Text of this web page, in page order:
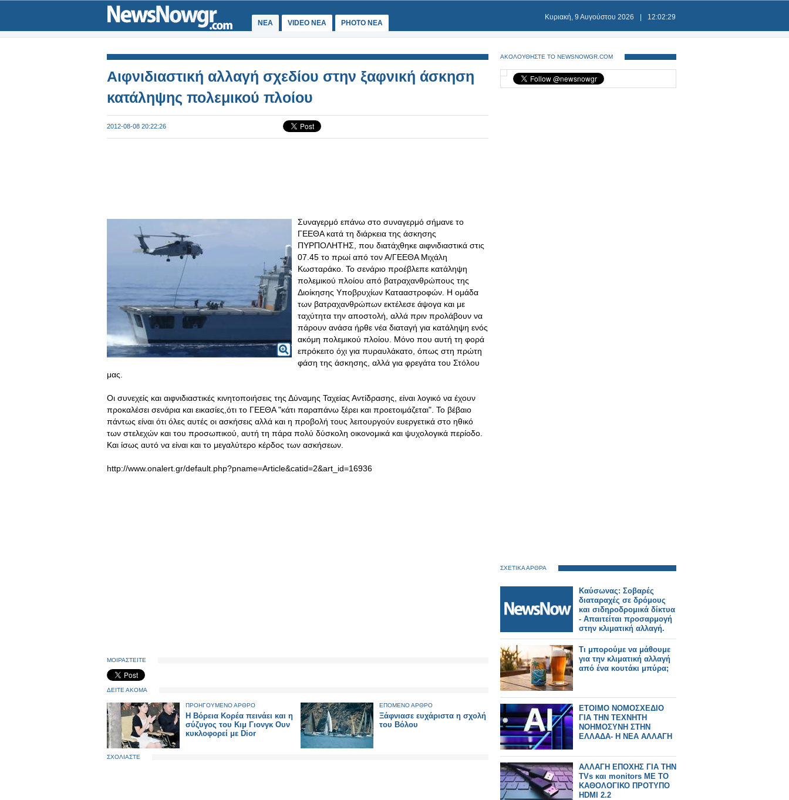
ΝΕΑ VIDEO NEA PHOTO NEA
Κυριακή, 9 Αυγούστου 2026 12:02:29
Αιφνιδιαστική αλλαγή σχεδίου στην ξαφνική άσκηση
κατάληψης πολεμικού πλοίου
2012-08-08 20:22:26
Συναγερμό επάνω στο συναγερμό σήμανε το
ΓΕΕΘΑ κατά τη διάρκεια της άσκησης
ΠΥΡΠΟΛΗΤΗΣ, που διατάχθηκε αιφνιδιαστικά στις
07.45 το πρωί από τον Α/ΓΕΕΘΑ Μιχάλη
Κωσταράκο. Το σενάριο προέβλεπε κατάληψη
πολεμικού πλοίου από βατραχανθρώπους της
Διοίκησης Υποβρυχίων Κατααστροφών. Η ομάδα
των βατραχανθρώπων εκτέλεσε άψογα και με
ταχύτητα την αποστολή, αλλά πριν προλάβουν να
πάρουν ανάσα ήρθε νέα διαταγή για κατάληψη ενός
ακόμη πολεμικού πλοίου. Μόνο που αυτή τη φορά
επρόκειτο όχι για πυραυλάκατο, όπως στη πρώτη
φάση της άσκησης, αλλά για φρεγάτα του Στόλου
μας.
Οι συνεχείς και αιφνιδιαστικές κινητοποιήσεις της Δύναμης Ταχείας Αντίδρασης, είναι λογικό να έχουν
προκαλέσει σενάρια και εικασίες,ότι το ΓΕΕΘΑ "κάτι παραπάνω ξέρει και προετοιμάζεται". Το βέβαιο
πάντως είναι ότι όλες αυτές οι ασκήσεις αλλά και η προβολή τους λειτουργούν ευεργετικά στο ηθικό
των στελεχών και του προσωπικού, αυτή τη πάρα πολύ δύσκολη οικονομικά και ψυχολογικά περίοδο.
Και ίσως αυτό να είναι και το μεγαλύτερο κέρδος των ασκήσεων.
http://www.onalert.gr/default.php?pname=Article&catid=2&art_id=16936
ΜΟΙΡΑΣΤΕΙΤΕ
ΔΕΙΤΕ ΑΚΟΜΑ
ΠΡΟΗΓΟΥΜΕΝΟ ΑΡΘΡΟ
Η Βόρεια Κορέα πεινάει και η
σύζυγος του Κιμ Γιονγκ Ουν
κυκλοφορεί με Dior
ΕΠΟΜΕΝΟ ΑΡΘΡΟ
Ξάφνιασε ευχάριστα η σχολή
του Βόλου
ΣΧΟΛΙΑΣΤΕ
ΑΚΟΛΟΥΘΗΣΤΕ ΤΟ NEWSNOWGR.COM
ΣΧΕΤΙΚΑ ΑΡΘΡΑ
Καύσωνας: Σοβαρές
διαταραχές σε δρόμους
και σιδηροδρομικά δίκτυα
- Απαιτείται προσαρμογή
στην κλιματική αλλαγή.
Τι μπορούμε να μάθουμε
για την κλιματική αλλαγή
από ένα κουτάκι μπύρα;
ΕΤΟΙΜΟ ΝΟΜΟΣΧΕΔΙΟ
ΓΙΑ ΤΗΝ ΤΕΧΝΗΤΗ
ΝΟΗΜΟΣΥΝΗ ΣΤΗΝ
ΕΛΛΑΔΑ- Η ΝΕΑ ΑΛΛΑΓΗ
ΑΛΛΑΓΗ ΕΠΟΧΗΣ ΓΙΑ ΤΗΝ
TVs και monitors ΜΕ ΤΟ
ΚΑΘΟΛΟΓΙΚΟ ΠΡΟΤΥΠΟ
HDMI 2.2